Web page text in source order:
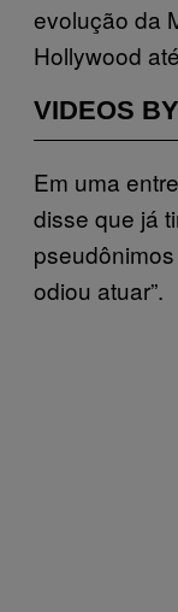
evolução da
Hollywood
VIDEOS
Em uma
disse que já
odiou atuar”.